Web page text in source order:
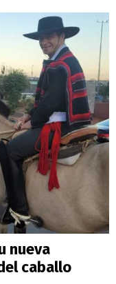
nueva
caballo